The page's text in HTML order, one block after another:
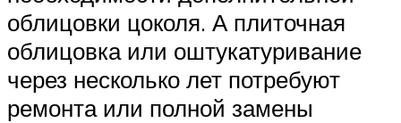
облицовки цоколя. А плиточная
облицовка или оштукатуривание
через несколько лет потребуют
ремонта или полной замены